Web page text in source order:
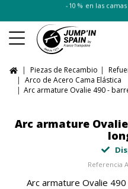
-10 % en las
Piezas de Recambio
Arco de Acero Cama Elástica
Arc armature Ovalie 490 -
Arc armature
Referencia
Arc armature Ovalie